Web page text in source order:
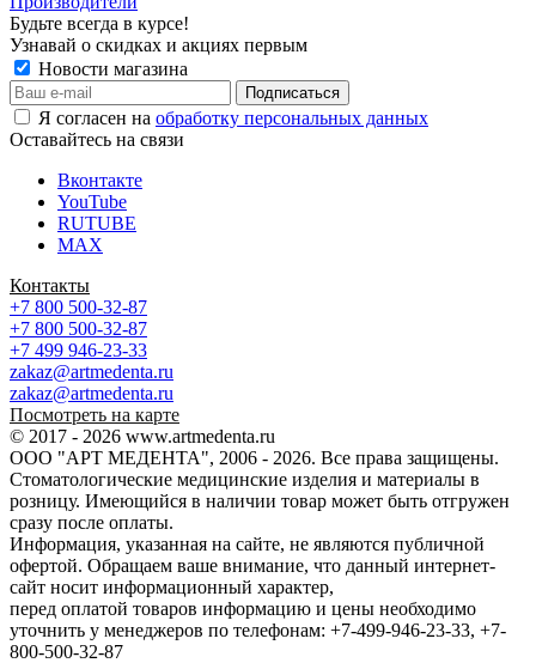
Будьте всегда в курсе!
Узнавай о скидках и акциях первым
Новости магазина
Я согласен на обработку персональных данных
Оставайтесь на связи
Вконтакте
YouTube
RUTUBE
MAX
Контакты
+7 800 500-32-87
+7 800 500-32-87
+7 499 946-23-33
zakaz@artmedenta.ru
zakaz@artmedenta.ru
Посмотреть на карте
© 2017 - 2026 www.artmedenta.ru
ООО "АРТ МЕДЕНТА", 2006 - 2026. Все права защищены.
Стоматологические медицинские изделия и материалы в
розницу. Имеющийся в наличии товар может быть отгружен
сразу после оплаты.
Информация, указанная на сайте, не являются публичной
офертой. Обращаем ваше внимание, что данный интернет-
сайт носит информационный характер,
перед оплатой товаров информацию и цены необходимо
уточнить у менеджеров по телефонам: +7-499-946-23-33, +7-
800-500-32-87